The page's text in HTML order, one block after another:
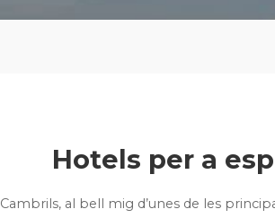
Hotels per a
Cambrils, al bell mig d’unes de les